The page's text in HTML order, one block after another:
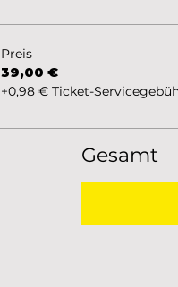
Preis
39,00 €
+0,98 € Ticket-
Gesamt